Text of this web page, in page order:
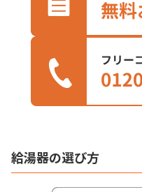
給湯器の選び方